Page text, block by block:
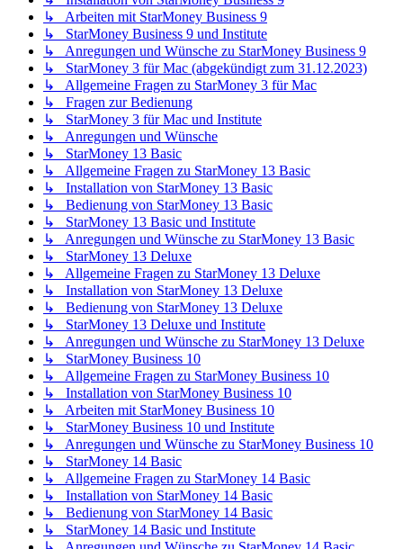
↳ Arbeiten mit StarMoney Business 9
↳ StarMoney Business 9 und Institute
↳ Anregungen und Wünsche zu StarMoney Business 9
↳ StarMoney 3 für Mac (abgekündigt zum 31.12.2023)
↳ Allgemeine Fragen zu StarMoney 3 für Mac
↳ Fragen zur Bedienung
↳ StarMoney 3 für Mac und Institute
↳ Anregungen und Wünsche
↳ StarMoney 13 Basic
↳ Allgemeine Fragen zu StarMoney 13 Basic
↳ Installation von StarMoney 13 Basic
↳ Bedienung von StarMoney 13 Basic
↳ StarMoney 13 Basic und Institute
↳ Anregungen und Wünsche zu StarMoney 13 Basic
↳ StarMoney 13 Deluxe
↳ Allgemeine Fragen zu StarMoney 13 Deluxe
↳ Installation von StarMoney 13 Deluxe
↳ Bedienung von StarMoney 13 Deluxe
↳ StarMoney 13 Deluxe und Institute
↳ Anregungen und Wünsche zu StarMoney 13 Deluxe
↳ StarMoney Business 10
↳ Allgemeine Fragen zu StarMoney Business 10
↳ Installation von StarMoney Business 10
↳ Arbeiten mit StarMoney Business 10
↳ StarMoney Business 10 und Institute
↳ Anregungen und Wünsche zu StarMoney Business 10
↳ StarMoney 14 Basic
↳ Allgemeine Fragen zu StarMoney 14 Basic
↳ Installation von StarMoney 14 Basic
↳ Bedienung von StarMoney 14 Basic
↳ StarMoney 14 Basic und Institute